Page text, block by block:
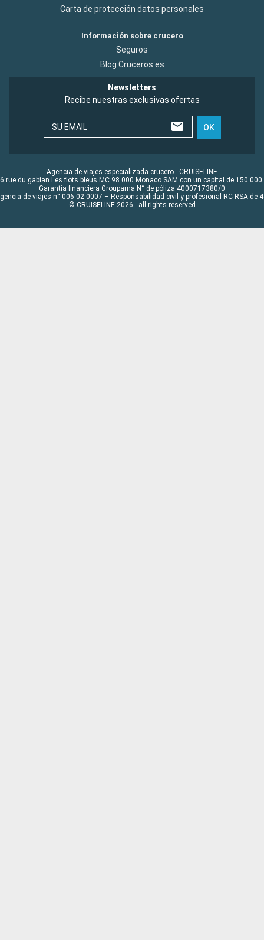
Carta de protección datos personales
Información sobre crucero
Seguros
Blog Cruceros.es
Newsletters
Recibe nuestras exclusivas ofertas
SU EMAIL OK
Agencia de viajes especializada crucero - CRUISELINE
rue du gabian Les flots bleus MC 98 000 Monaco SAM con un capital de 150 000
Garantía financiera Groupama N° de póliza 4000717380/0
de viajes n° 006 02 0007 – Responsabilidad civil y profesional RC RSA de
© CRUISELINE 2026 - all rights reserved